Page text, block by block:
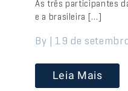
As três participantes
e a brasileira […]
By | 19 de
Leia Mais